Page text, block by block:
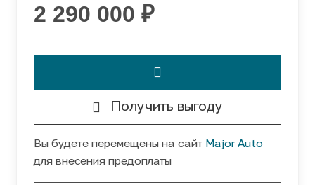
2 290 000 ₽
Получить выгоду
Вы будете перемещены на сайт Major Auto
для внесения предоплаты